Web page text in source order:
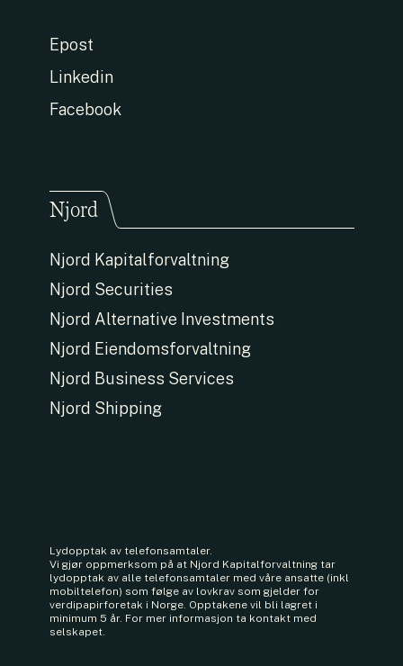
Epost
Linkedin
Facebook
Njord
Njord Kapitalforvaltning
Njord Securities
Njord Alternative Investments
Njord Eiendomsforvaltning
Njord Business Services
Njord Shipping
Lydopptak av telefonsamtaler.
Vi gjør oppmerksom på at Njord Kapitalforvaltning tar
lydopptak av alle telefonsamtaler med våre ansatte (inkl
mobiltelefon) som følge av lovkrav som gjelder for
verdipapirforetak i Norge. Opptakene vil bli lagret i
minimum 5 år. For mer informasjon ta kontakt med
selskapet.